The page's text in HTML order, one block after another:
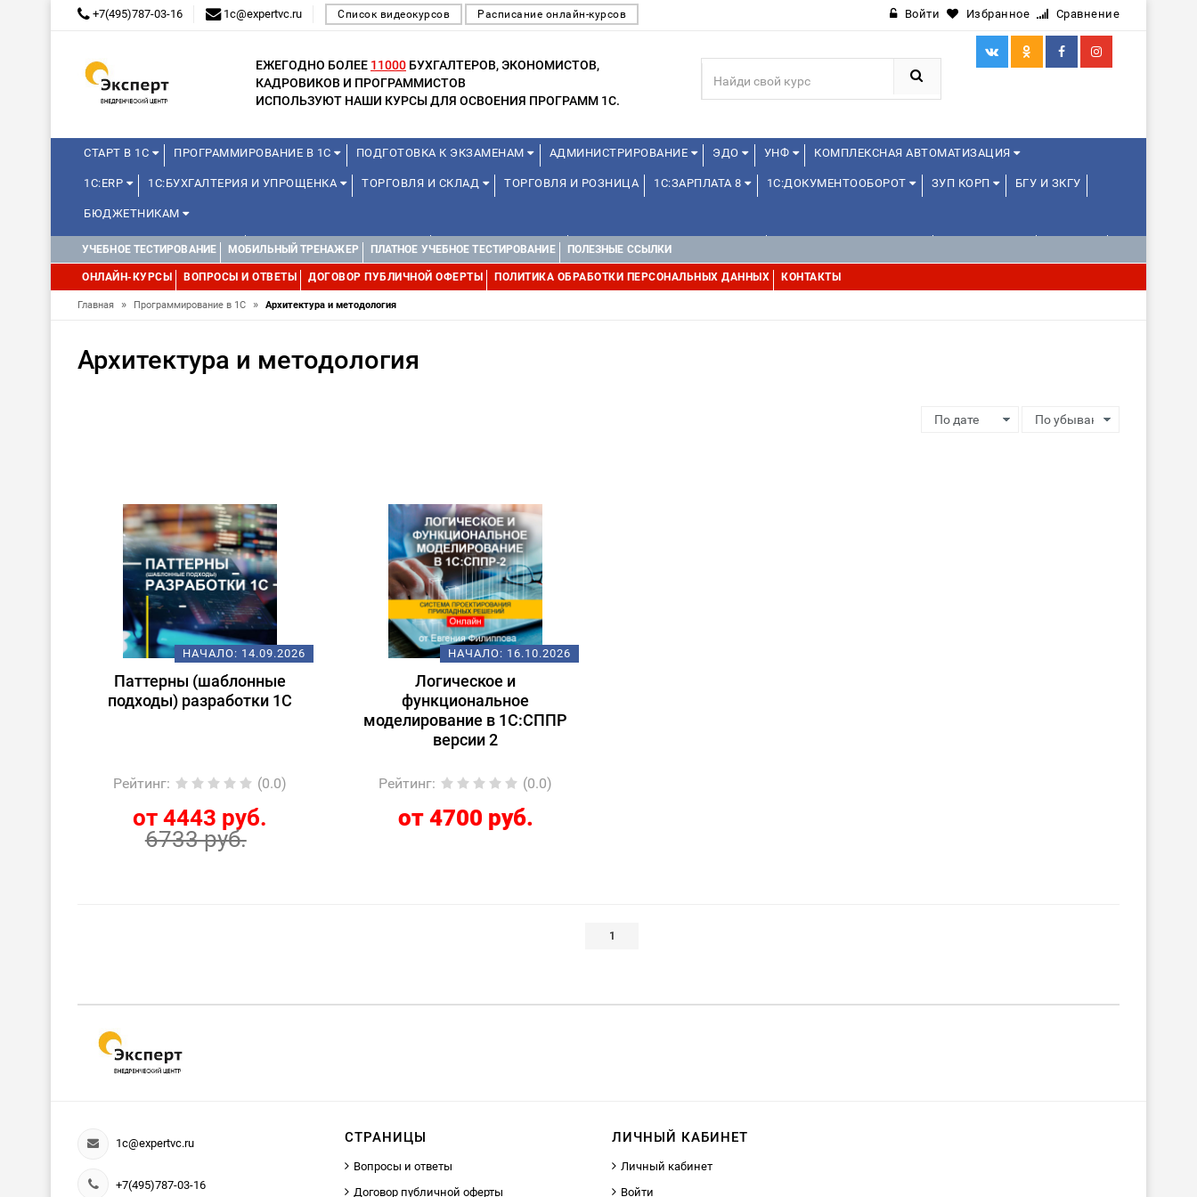
+7(495)787-03-16 1c@expertvc.ru Список видеокурсов Расписание онлайн-курсов Войти Избранное Сравнение
ЕЖЕГОДНО БОЛЕЕ 11000 БУХГАЛТЕРОВ, ЭКОНОМИСТОВ,
КАДРОВИКОВ И ПРОГРАММИСТОВ
ИСПОЛЬЗУЮТ НАШИ КУРСЫ ДЛЯ ОСВОЕНИЯ ПРОГРАММ 1С.
СТАРТ В 1С ПРОГРАММИРОВАНИЕ В 1С ПОДГОТОВКА К ЭКЗАМЕНАМ АДМИНИСТРИРОВАНИЕ ЭДО УНФ КОМПЛЕКСНАЯ АВТОМАТИЗАЦИЯ
1С:ERP 1С:БУХГАЛТЕРИЯ И УПРОЩЕНКА ТОРГОВЛЯ И СКЛАД ТОРГОВЛЯ И РОЗНИЦА 1С:ЗАРПЛАТА 8 1С:ДОКУМЕНТООБОРОТ ЗУП КОРП БГУ И ЗКГУ
БЮДЖЕТНИКАМ
КУРСЫ ДЛЯ ШКОЛЬНИКОВ ДИСТАНЦИОННАЯ ШКОЛА 1С ДЛЯ ШКОЛЬНИКОВ 1С:УПРАВЛЕНИЕ ХОЛДИНГОМ
1С:МЕДИЦИНА WEB, JAVA И ANDROID
УЧЕБНОЕ ТЕСТИРОВАНИЕ МОБИЛЬНЫЙ ТРЕНАЖЕР ПЛАТНОЕ УЧЕБНОЕ ТЕСТИРОВАНИЕ ПОЛЕЗНЫЕ ССЫЛКИ
ОНЛАЙН-КУРСЫ ВОПРОСЫ И ОТВЕТЫ ДОГОВОР ПУБЛИЧНОЙ ОФЕРТЫ ПОЛИТИКА ОБРАБОТКИ ПЕРСОНАЛЬНЫХ ДАННЫХ КОНТАКТЫ
Главная » Программирование в 1С » Архитектура и методология
Архитектура и методология
НАЧАЛО: 14.09.2026
Паттерны (шаблонные
подходы) разработки 1С
Рейтинг: (0.0)
от 4443 руб.
6733 руб.
НАЧАЛО: 16.10.2026
Логическое и
функциональное
моделирование в 1С:СППР
версии 2
Рейтинг: (0.0)
от 4700 руб.
1
1c@expertvc.ru
+7(495)787-03-16
СТРАНИЦЫ
Вопросы и ответы
Договор публичной оферты
ЛИЧНЫЙ КАБИНЕТ
Личный кабинет
Войти